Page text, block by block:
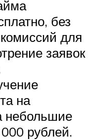
без
для
заявок
на
небольшие
рублей.